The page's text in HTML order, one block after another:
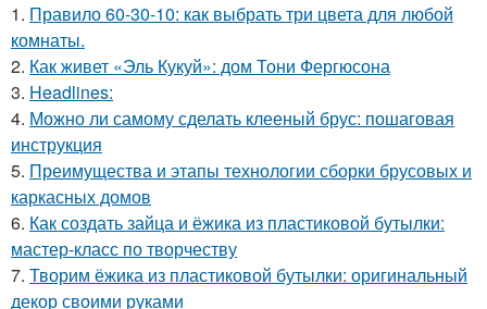
1. Правило 60-30-10: как выбрать три цвета для любой
комнаты.
2. Как живет «Эль Кукуй»: дом Тони Фергюсона
3. Headlines:
4. Можно ли самому сделать клееный брус: пошаговая
инструкция
5. Преимущества и этапы технологии сборки брусовых и
каркасных домов
6. Как создать зайца и ёжика из пластиковой бутылки:
мастер-класс по творчеству
7. Творим ёжика из пластиковой бутылки: оригинальный
декор своими руками